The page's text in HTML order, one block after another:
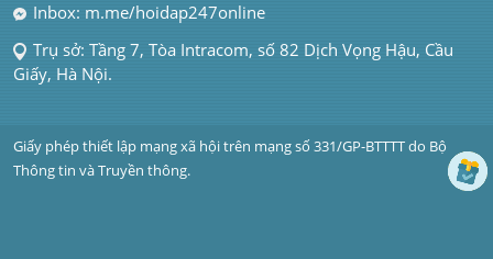
Inbox: m.me/hoidap247online
Trụ sở: Tầng 7, Tòa Intracom, số 82 Dịch Vọng Hậu, Cầu
Giấy, Hà Nội.
Giấy phép thiết lập mạng xã hội trên mạng số 331/GP-BTTTT do Bộ
Thông tin và Truyền thông.